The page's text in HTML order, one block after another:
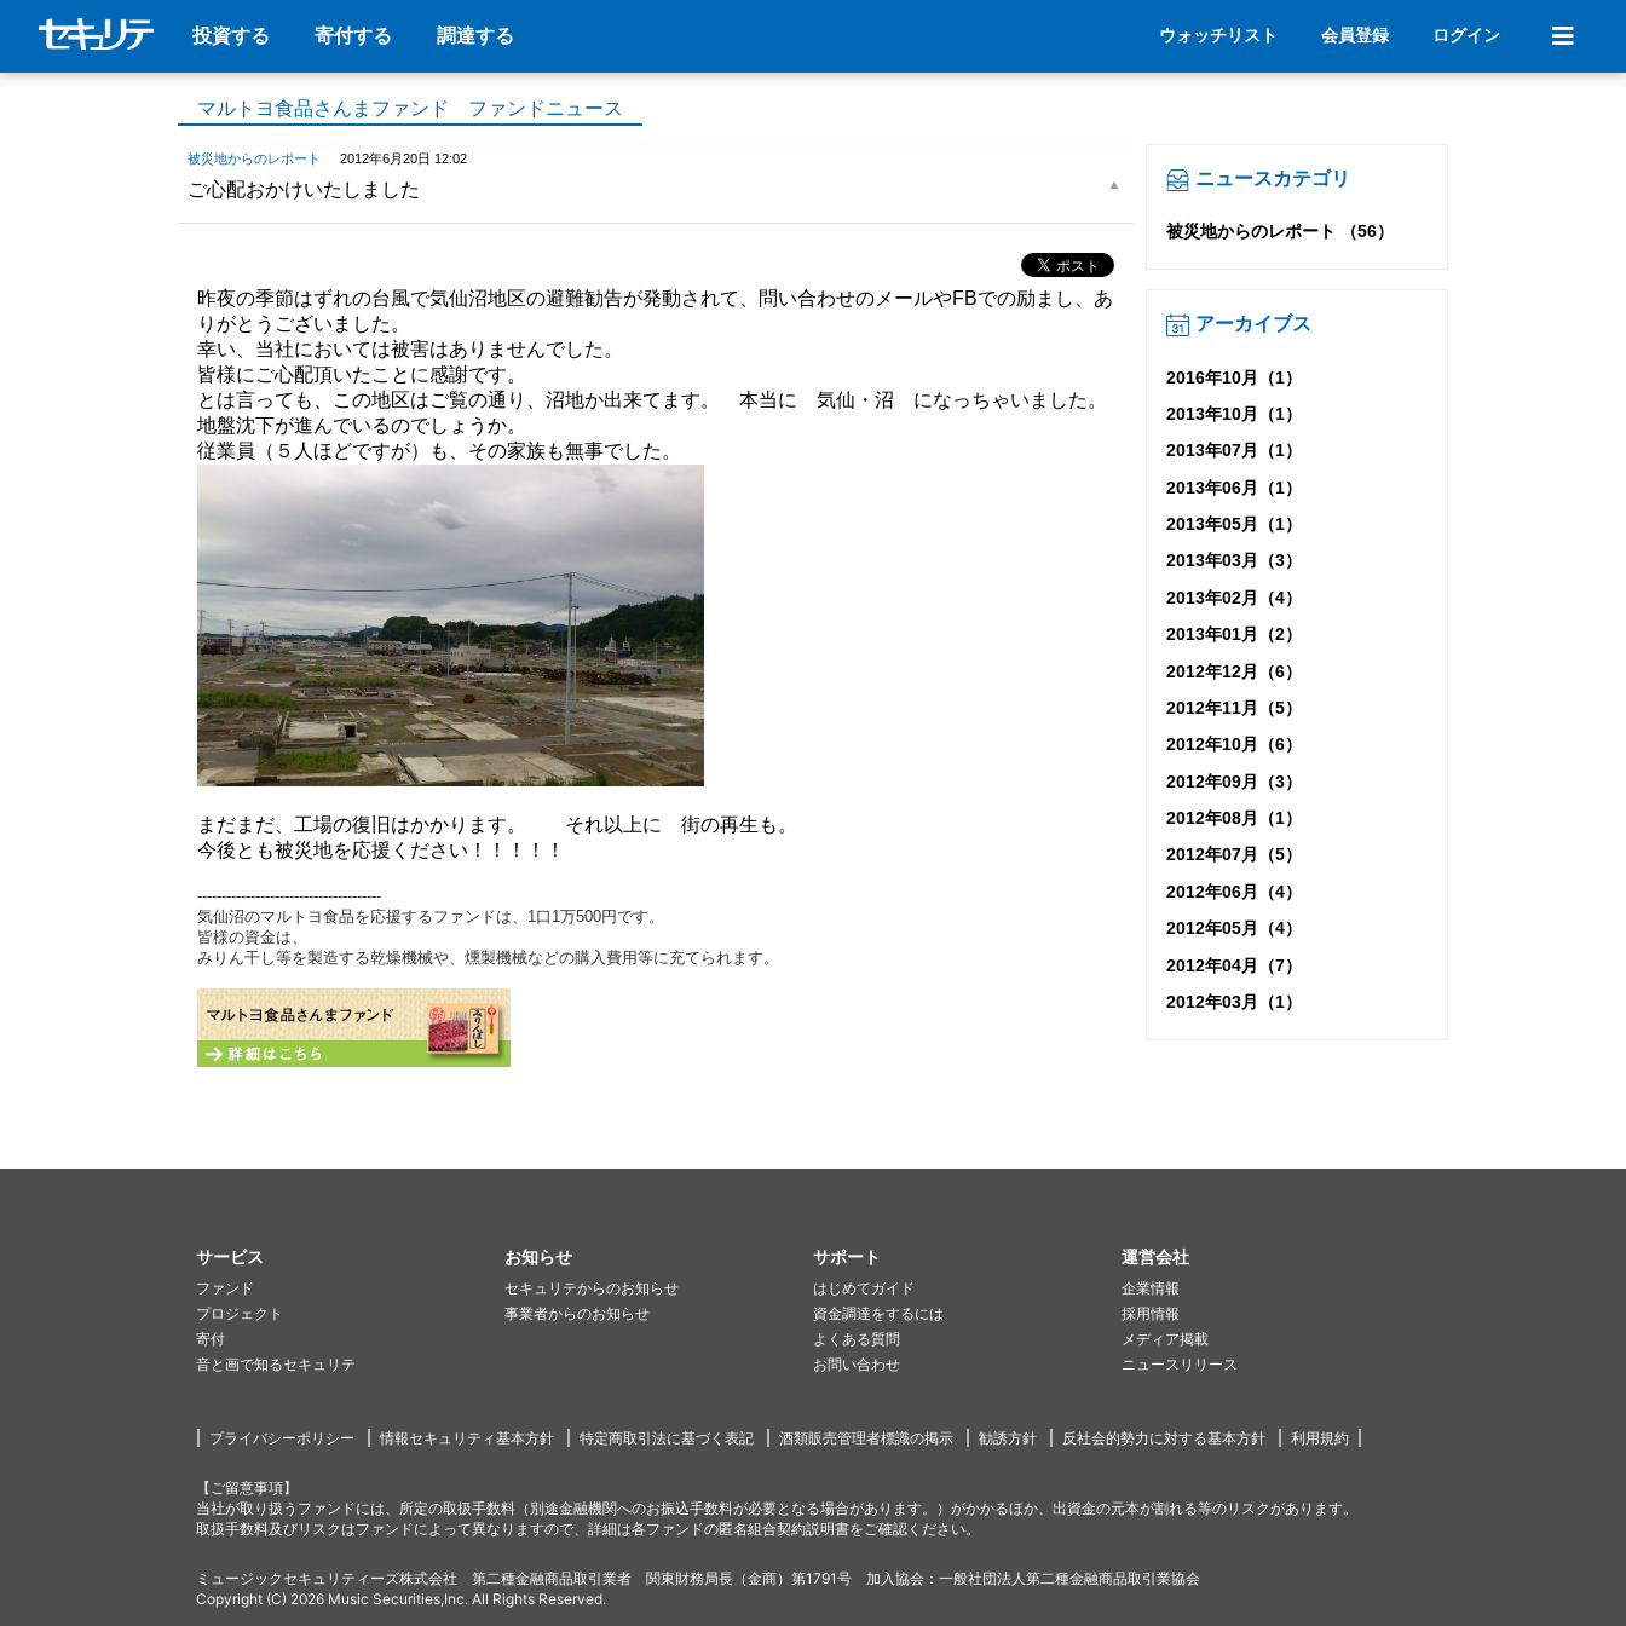
投資する 寄付する 調達する ウォッチリスト 会員登録 ログイン
マルトヨ食品さんまファンド ファンドニュース
被災地からのレポート 2012年6月20日 12:02
ご心配おかけいたしました
昨夜の季節はずれの台風で気仙沼地区の避難勧告が発動されて、問い合わせのメールやFBでの励まし、あ
りがとうございました。
幸い、当社においては被害はありませんでした。
皆様にご心配頂いたことに感謝です。
とは言っても、この地区はご覧の通り、沼地か出来てます。 本当に 気仙・沼 になっちゃいました。
地盤沈下が進んでいるのでしょうか。
従業員（５人ほどですが）も、その家族も無事でした。
まだまだ、工場の復旧はかかります。 それ以上に 街の再生も。
今後とも被災地を応援ください！！！！！
--------------------------------------
気仙沼のマルトヨ食品を応援するファンドは、 1口1万500円です。
皆様の資金は、
みりん干し等を製造する乾燥機械や、燻製機械などの購入費用等に充てられます。
ニュースカテゴリ
被災地からのレポート （56）
アーカイブス
2016年10月（1）
2013年10月（1）
2013年07月（1）
2013年06月（1）
2013年05月（1）
2013年03月（3）
2013年02月（4）
2013年01月（2）
2012年12月（6）
2012年11月（5）
2012年10月（6）
2012年09月（3）
2012年08月（1）
2012年07月（5）
2012年06月（4）
2012年05月（4）
2012年04月（7）
2012年03月（1）
サービス
ファンド
プロジェクト
寄付
音と画で知るセキュリテ
お知らせ
セキュリテからのお知らせ
事業者からのお知らせ
サポート
はじめてガイド
資金調達をするには
よくある質問
お問い合わせ
運営会社
企業情報
採用情報
メディア掲載
ニュースリリース
プライバシーポリシー 情報セキュリティ基本方針 特定商取引法に基づく表記 酒類販売管理者標識の掲示 勧誘方針 反社会的勢力に対する基本方針 利用規約
【ご留意事項】
当社が取り扱うファンドには、所定の取扱手数料（別途金融機関へのお振込手数料が必要となる場合があります。）がかかるほか、出資金の元本が割れる等のリスクがあります。
取扱手数料及びリスクはファンドによって異なりますので、詳細は各ファンドの匿名組合契約説明書をご確認ください。
ミュージックセキュリティーズ株式会社 第二種金融商品取引業者 関東財務局長（金商）第1791号 加入協会：一般社団法人第二種金融商品取引業協会
Copyright (C) 2026 Music Securities,Inc. All Rights Reserved.